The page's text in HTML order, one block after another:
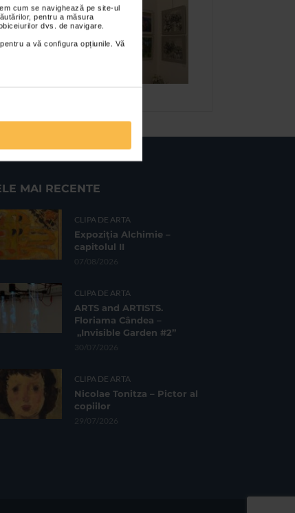
cum se navighează pe site-ul
pentru a măsura
dvs. de navigare.
a vă configura opțiunile. Vă
MAI RECENTE
CLIPA DE ARTA
Expoziția Alchimie –
capitolul II
07/08/2026
CLIPA DE ARTA
ARTS and ARTISTS.
Floriama Cândea –
„Invisible Garden #2”
30/07/2026
CLIPA DE ARTA
Nicolae Tonitza – Pictor al
copiilor
29/07/2026